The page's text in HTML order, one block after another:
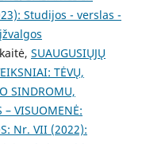
Studijos - verslas -
SUAUGUSIŲJŲ
TĖVŲ,
SINDROMU,
– VISUOMENĖ:
Nr. VII (2022):